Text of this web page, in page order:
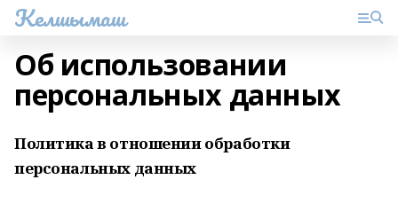
Келшымаш
Об использовании
персональных данных
Политика в отношении обработки
персональных данных